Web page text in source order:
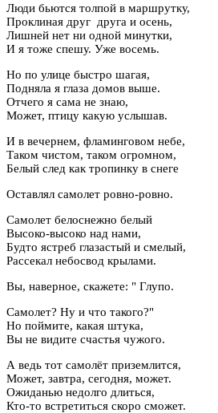
Люди бьются толпой в маршрутку,
Проклиная друг друга и осень,
Лишней нет ни одной минутки,
И я тоже спешу. Уже восемь.
Но по улице быстро шагая,
Подняла я глаза домов выше.
Отчего я сама не знаю,
Может, птицу какую услышав.
И в вечернем, фламинговом небе,
Таком чистом, таком огромном,
Белый след как тропинку в снеге
Оставлял самолет ровно-ровно.
Самолет белоснежно белый
Высоко-высоко над нами,
Будто ястреб глазастый и смелый,
Рассекал небосвод крылами.
Вы, наверное, скажете: " Глупо.
Самолет? Ну и что такого?"
Но поймите, какая штука,
Вы не видите счастья чужого.
А ведь тот самолёт приземлится,
Может, завтра, сегодня, может.
Ожиданью недолго длиться,
Кто-то встретиться скоро сможет.